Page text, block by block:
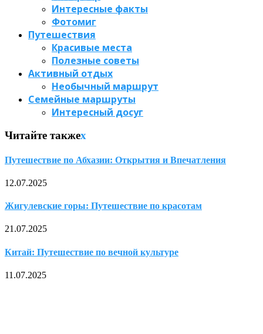
Интересные факты
Фотомиг
Путешествия
Красивые места
Полезные советы
Активный отдых
Необычный маршрут
Семейные маршруты
Интересный досуг
Читайте такжеx
Путешествие по Абхазии: Открытия и Впечатления
12.07.2025
Жигулевские горы: Путешествие по красотам
21.07.2025
Китай: Путешествие по вечной культуре
11.07.2025